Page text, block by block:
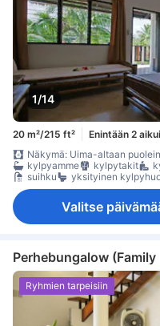
1/14
20 m²/215 ft² Enintään 2
Näkymä: Uima-altaan
kylpyamme
kylpytakit
suihku
yksityinen
Valitse
Perhebungalow
Ryhmien tarpeisiin